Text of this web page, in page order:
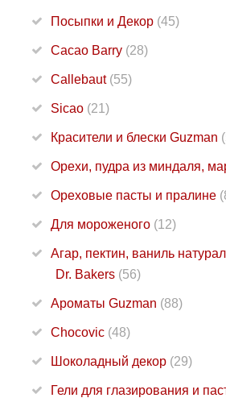
Посыпки и Декор (45)
Cacao Barry (28)
Callebaut (55)
Sicao (21)
Красители и блески Guzman
Орехи, пудра из миндаля,
Ореховые пасты и пралине
Для мороженого (12)
Агар, пектин, ваниль
Dr. Bakers (56)
Ароматы Guzman (88)
Chocovic (48)
Шоколадный декор (29)
Гели для глазирования и